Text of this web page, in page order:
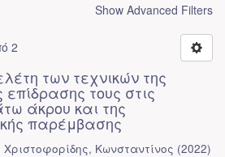
Show Advanced Filters
2
των τεχνικών της
τους στις
άκρου και της
παρέμβασης
Κωνσταντίνος (2022)